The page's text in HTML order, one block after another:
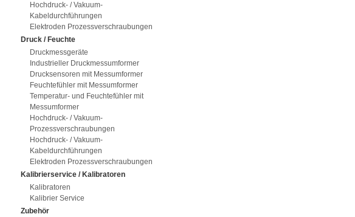
Hochdruck- / Vakuum-
Kabeldurchführungen
Elektroden Prozessverschraubungen
Druck / Feuchte
Druckmessgeräte
Industrieller Druckmessumformer
Drucksensoren mit Messumformer
Feuchtefühler mit Messumformer
Temperatur- und Feuchtefühler mit
Messumformer
Hochdruck- / Vakuum-
Prozessverschraubungen
Hochdruck- / Vakuum-
Kabeldurchführungen
Elektroden Prozessverschraubungen
Kalibrierservice / Kalibratoren
Kalibratoren
Kalibrier Service
Zubehör